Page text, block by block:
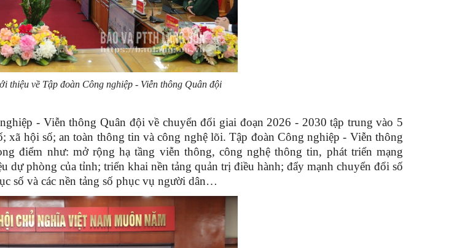
thiệu về Tập đoàn Công nghiệp - Viễn thông Quân đội
- Viễn thông Quân đội về chuyển đổi giai đoạn 2026 - 2030 tập trung vào 5
xã hội số; an toàn thông tin và công nghệ lõi. Tập đoàn Công nghiệp - Viễn thông
điểm như: mở rộng hạ tầng viễn thông, công nghệ thông tin, phát triển mạng
phòng của tỉnh; triển khai nền tảng quản trị điều hành; đẩy mạnh chuyển đổi số
số và các nền tảng số phục vụ người dân…